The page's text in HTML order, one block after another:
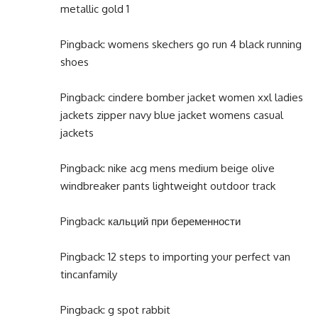
metallic gold 1
Pingback: womens skechers go run 4 black running
shoes
Pingback: cindere bomber jacket women xxl ladies
jackets zipper navy blue jacket womens casual
jackets
Pingback: nike acg mens medium beige olive
windbreaker pants lightweight outdoor track
Pingback: кальций при беременности
Pingback: 12 steps to importing your perfect van
tincanfamily
Pingback: g spot rabbit